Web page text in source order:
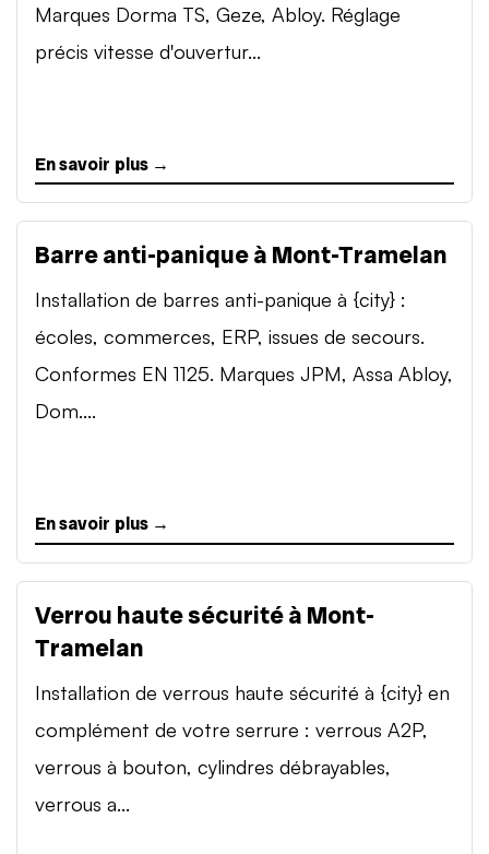
Marques Dorma TS, Geze, Abloy. Réglage
précis vitesse d'ouvertur...
En savoir plus →
Barre anti-panique à Mont-Tramelan
Installation de barres anti-panique à {city} :
écoles, commerces, ERP, issues de secours.
Conformes EN 1125. Marques JPM, Assa Abloy,
Dom....
En savoir plus →
Verrou haute sécurité à Mont-
Tramelan
Installation de verrous haute sécurité à {city} en
complément de votre serrure : verrous A2P,
verrous à bouton, cylindres débrayables,
verrous a...